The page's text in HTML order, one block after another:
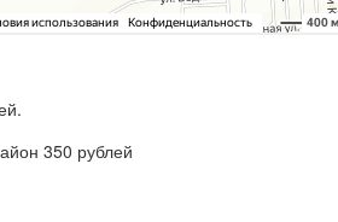
350 рублей